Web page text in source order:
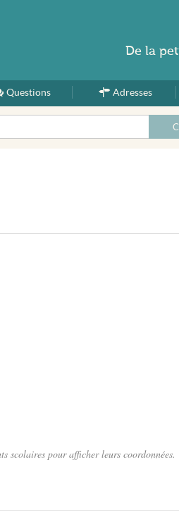
Questions Adresses
scolaires pour afficher leurs coordonnées.
De la